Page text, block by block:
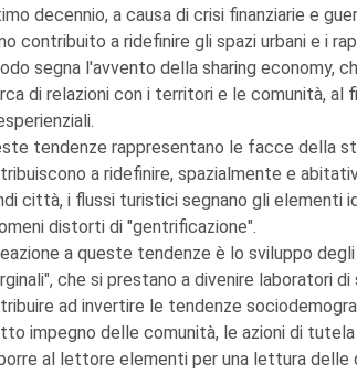
decennio, a causa di crisi finanziarie e
contribuito a ridefinire gli spazi urbani e i
segna l'avvento della sharing economy,
di relazioni con i territori e le comunità, al
tendenze rappresentano le facce della
a ridefinire, spazialmente e
città, i flussi turistici segnano gli elementi
distorti di "gentrificazione".
a queste tendenze è lo sviluppo
che si prestano a divenire laboratori
ad invertire le tendenze
impegno delle comunità, le azioni di
al lettore elementi per una lettura delle